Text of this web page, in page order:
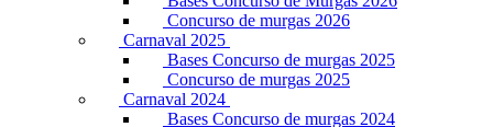
Concurso de murgas 2026
Carnaval 2025
Bases Concurso de murgas 2025
Concurso de murgas 2025
Carnaval 2024
Bases Concurso de murgas 2024